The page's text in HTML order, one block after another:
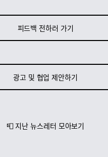
피드백 전하러 가기
광고 및 협업 제안하기
📮 지난 뉴스레터 모아보기